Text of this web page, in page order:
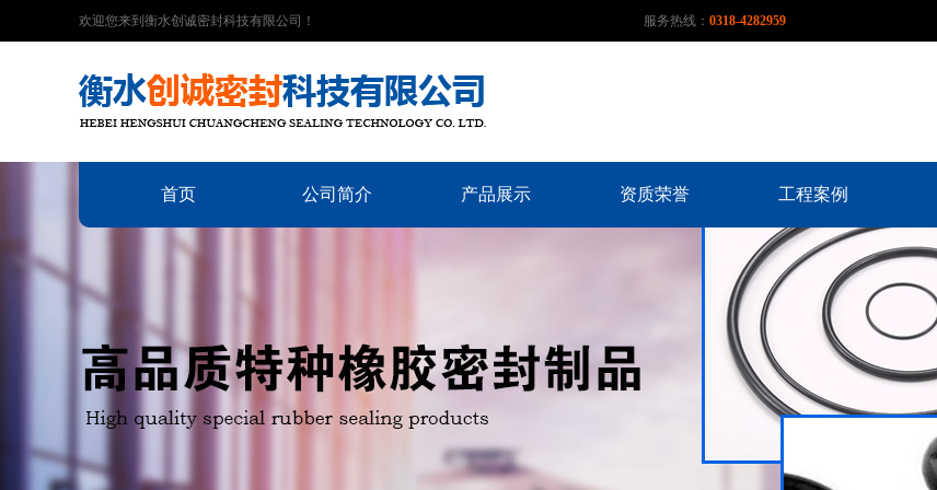
欢迎您来到衡水创诚密封科技有限公司！ 服务热线： 0318-4282959
首页 公司简介 产品展示 资质荣誉 工程案例